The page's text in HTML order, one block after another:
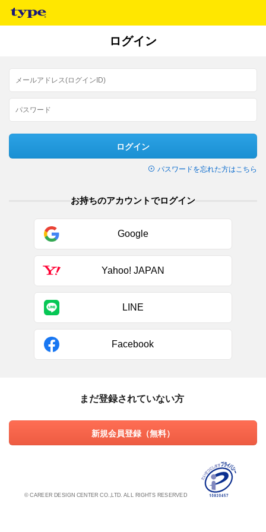
ログイン
ログイン
パスワードを忘れた方はこちら
お持ちのアカウントでログイン
Google
Yahoo! JAPAN
LINE
Facebook
まだ登録されていない方
新規会員登録（無料）
© CAREER DESIGN CENTER CO.,LTD. ALL RIGHTS RESERVED